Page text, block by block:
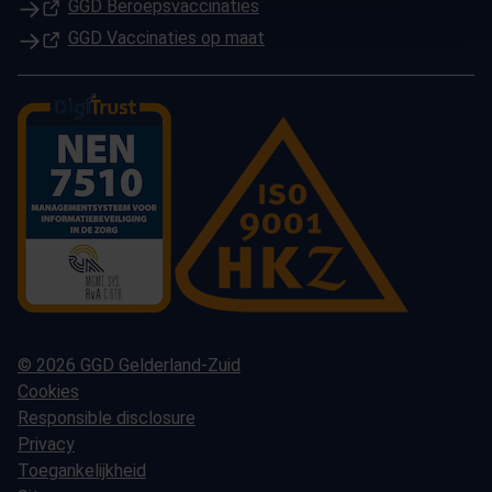
GGD Beroepsvaccinaties
(Opent in een nieuw tabblad)
GGD Vaccinaties op maat
(Opent in een nieuw tabblad)
© 2026 GGD Gelderland-Zuid
Cookies
Responsible disclosure
Privacy
Toegankelijkheid